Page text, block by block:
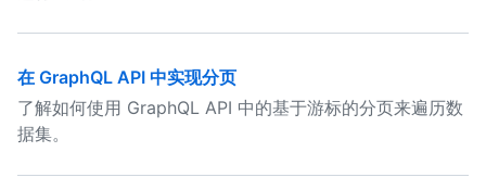
在 GraphQL API 中实现分页
了解如何使用 GraphQL API 中的基于游标的分页来遍历数
据集。